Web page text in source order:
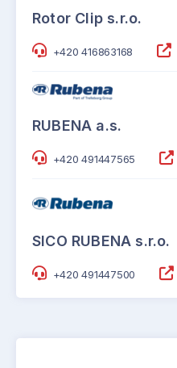
Rotor Clip s.r.o.
+420 416863168
RUBENA a.s.
+420 491447565
SICO RUBENA s.r.o.
+420 491447500